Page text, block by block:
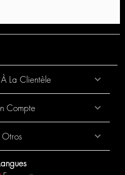
pour Crèche Minnie Lady
58441
La Clientèle 
Compte 
Otros 